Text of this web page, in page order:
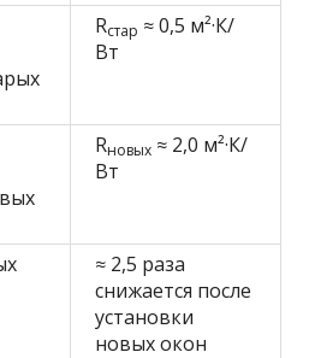
Rстар ≈ 0,5 м²·К/
Вт
Rновых ≈ 2,0 м²·К/
Вт
≈ 2,5 раза
снижается после
установки
новых окон